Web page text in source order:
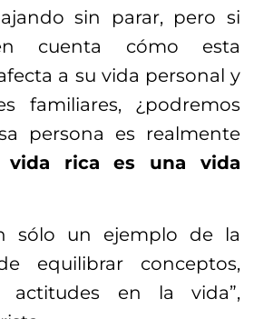
sin parar, pero si
cuenta cómo esta
a su vida personal y
familiares, ¿podremos
persona es realmente
vida rica es una vida
sólo un ejemplo de la
equilibrar conceptos,
actitudes en la vida”,